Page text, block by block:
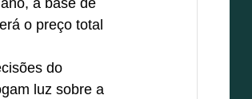
a base de
o preço total
do
luz sobre a